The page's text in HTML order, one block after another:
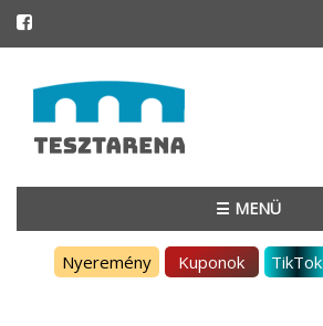
to
content
☰ MENÜ
Nyeremény Kuponok TikTok